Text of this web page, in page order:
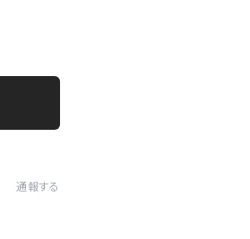
通報する